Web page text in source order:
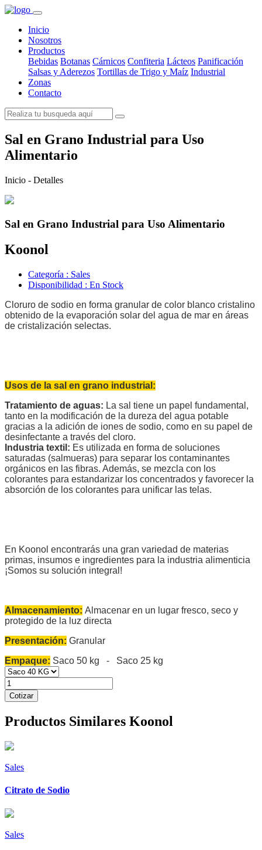
Inicio
Nosotros
Productos
Bebidas Botanas Cárnicos Confiteria Lácteos Panificación
Salsas y Aderezos Tortillas de Trigo y Maíz Industrial
Zonas
Contacto
Sal en Grano Industrial para Uso
Alimentario
Inicio - Detalles
Sal en Grano Industrial para Uso Alimentario
Koonol
Categoría : Sales
Disponibilidad : En Stock
Cloruro de sodio en forma granular de color blanco cristalino
obtenido de la evaporación solar del agua de mar en áreas
de cristalización selectas.
Usos de la sal en grano industrial:
Tratamiento de aguas: La sal tiene un papel fundamental,
tanto en la modificación de la dureza del agua potable
gracias a la adición de iones de sodio, como en su papel de
desinfectante a través del cloro.
Industria textil: Es utilizada en forma de soluciones
saturadas (salmueras) para separar los contaminantes
orgánicos en las fibras. Además, se mezcla con los
colorantes para estandarizar los concentrados y favorecer la
absorción de los colorantes para unificar las telas.
En Koonol encontrarás una gran variedad de materias
primas, insumos e ingredientes para la industria alimenticia
¡Somos su solución integral!
Almacenamiento: Almacenar en un lugar fresco, seco y
protegido de la luz directa
Presentación: Granular
Empaque: Saco 50 kg - Saco 25 kg
Cotizar
Productos Similares Koonol
Sales
Citrato de Sodio
Sales